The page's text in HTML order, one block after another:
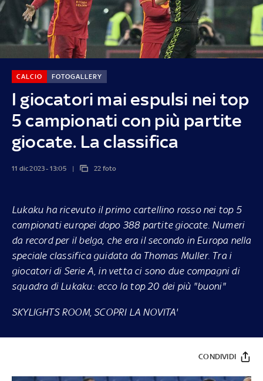
I giocatori mai espulsi nei top
5 campionati con più partite
giocate. La classifica
CALCIO FOTOGALLERY
11 dic 2023 - 13:05 22 foto
Lukaku ha ricevuto il primo cartellino rosso nei top 5
campionati europei dopo 388 partite giocate. Numeri
da record per il belga, che era il secondo in Europa nella
speciale classifica guidata da Thomas Muller. Tra i
giocatori di Serie A, in vetta ci sono due compagni di
squadra di Lukaku: ecco la top 20 dei più "buoni"
SKYLIGHTS ROOM, SCOPRI LA NOVITA'
CONDIVIDI